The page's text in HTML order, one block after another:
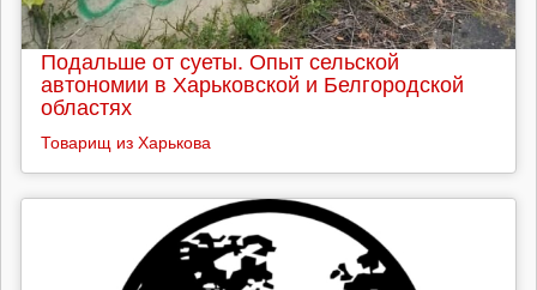
Подальше от суеты. Опыт сельской
автономии в Харьковской и Белгородской
областях
Товарищ из Харькова